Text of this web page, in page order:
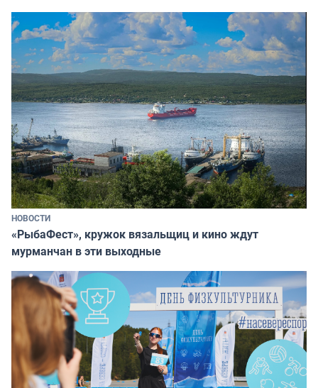
НОВОСТИ
«РыбаФест», кружок вязальщиц и кино ждут
мурманчан в эти выходные